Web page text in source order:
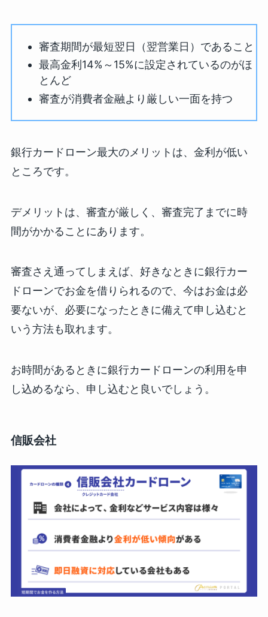
審査期間が最短翌日（翌営業日）であること
最高金利14%～15%に設定されているのがほ
とんど
審査が消費者金融より厳しい一面を持つ
銀行カードローン最大のメリットは、金利が低い
ところです。
デメリットは、審査が厳しく、審査完了までに時
間がかかることにあります。
審査さえ通ってしまえば、好きなときに銀行カー
ドローンでお金を借りられるので、今はお金は必
要ないが、必要になったときに備えて申し込むと
いう方法も取れます。
お時間があるときに銀行カードローンの利用を申
し込めるなら、申し込むと良いでしょう。
信販会社